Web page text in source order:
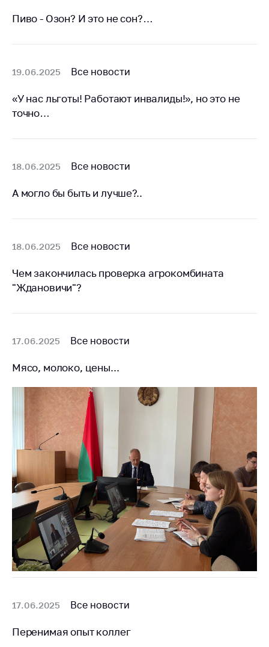
Биржевая торговля
Выставочная
деятельность в
Республике
персональных
граждан и юр. лиц
Прямaя телефоннaя
Электронные
цен на товары
Сообщить о росте
цен на лекарства и
медицинские
изделия
Контакты
Адрес и режим
работы
Приемная
Министра
Горячая линия
Вышестоящий
орган
Пиво - Озон? И это не сон?…
19.06.2025 Все новости
«У нас льготы! Работают инвалиды!», но это не
точно…
18.06.2025 Все новости
А могло бы быть и лучше?..
18.06.2025 Все новости
Чем закончилась проверка агрокомбината
"Ждановичи"?
17.06.2025 Все новости
Мясо, молоко, цены...
17.06.2025 Все новости
Перенимая опыт коллег